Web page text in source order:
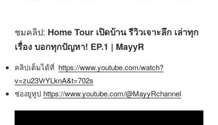
ชมคลิป: Home Tour เปิดบ้าน รีวิวเจาะลึก เล่าทุก
เรื่อง บอกทุกปัญหา! EP.1 | MayyR
คลิปเต็มได้ที่ https://www.youtube.com/watch?
v=zu23VrYLknA&t=702s
ช่องยูทูป https://www.youtube.com/@MayyRchannel